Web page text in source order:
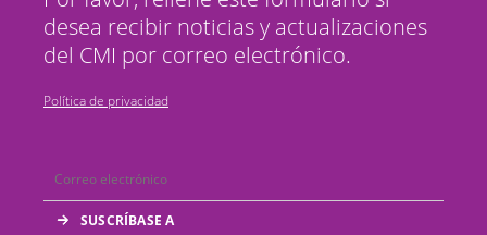
desea recibir noticias y actualizaciones
del CMI por correo electrónico.
Política de privacidad